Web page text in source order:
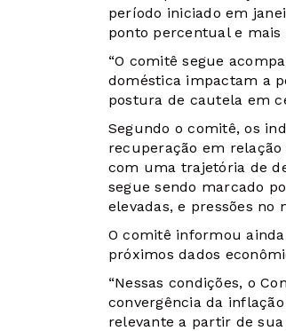
período iniciado em
ponto percentual e mais
“O comitê segue
doméstica impactam a
postura de cautela em
Segundo o comitê, os
recuperação em
com uma trajetória de
segue sendo marcado
elevadas, e pressões no
O comitê informou
próximos dados
“Nessas condições, o
convergência da
relevante a partir de